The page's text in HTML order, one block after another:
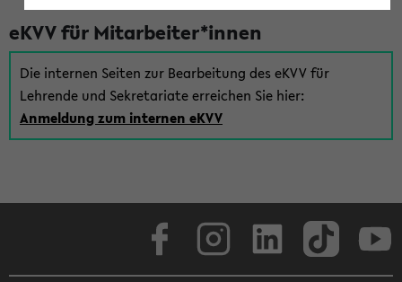
eKVV für Mitarbeiter*innen
Die internen Seiten zur Bearbeitung des eKVV für
Lehrende und Sekretariate erreichen Sie hier:
Anmeldung zum internen eKVV